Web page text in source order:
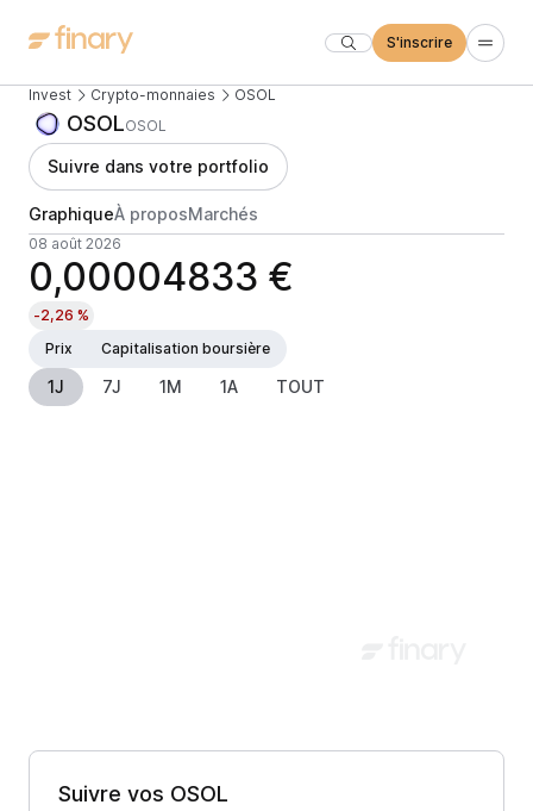
S'inscrire
Invest Crypto-monnaies OSOL
OSOLOSOL
Suivre dans votre portfolio
GraphiqueÀ proposMarchés
08 août 2026
0,00004833 €
-2,26 %
Prix
Capitalisation boursière
1J 7J 1M 1A TOUT
Suivre vos OSOL